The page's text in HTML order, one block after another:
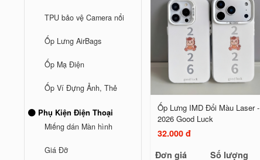
TPU bảo vệ Camera nổi
Ốp Lưng AirBags
Ốp Mạ Điện
Ốp Ví Đựng Ảnh, Thẻ
Phụ Kiện Điện Thoại
Miếng dán Màn hình
Giá Đỡ
Ốp Lưng IMD Đổi Màu Laser -
2026 Good Luck
32.000 đ
Đơn giá
Số lượng